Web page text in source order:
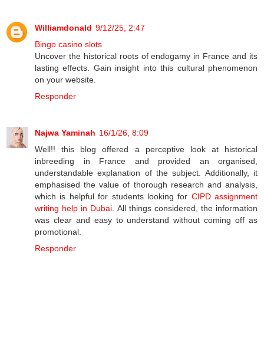
Williamdonald 9/12/25, 2:47
Bingo casino slots
Uncover the historical roots of endogamy in France and its
lasting effects. Gain insight into this cultural phenomenon
on your website.
Responder
Najwa Yaminah 16/1/26, 8:09
Well!! this blog offered a perceptive look at historical
inbreeding in France and provided an organised,
understandable explanation of the subject. Additionally, it
emphasised the value of thorough research and analysis,
which is helpful for students looking for CIPD assignment
writing help in Dubai. All things considered, the information
was clear and easy to understand without coming off as
promotional.
Responder